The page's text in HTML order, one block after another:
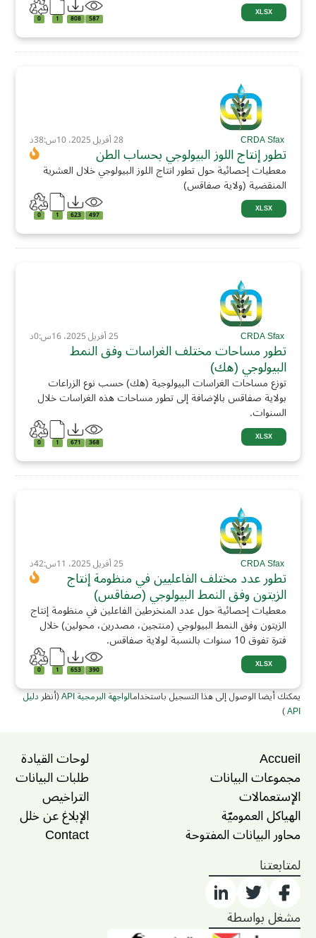
XLSX
587
808
1
0
CRDA Sfax 28 أفريل 2025، 10س:38د
تطور إنتاج اللوز البيولوجي بحساب الطن
معطيات إحصائية حول تطور انتاج اللوز البيولوجي خلال العشرية
المنقضية (ولاية صفاقس)
XLSX
497
623
1
0
CRDA Sfax 25 أفريل 2025، 16س:0د
تطور مساحات مختلف الغراسات وفق النمط
البيولوجي (هك)
توزع مساحات الغراسات البيولوجية (هك) حسب نوع الزراعات
بولاية صفاقس بالإضافة إلى تطور مساحات هذه الغراسات خلال
السنوات.
XLSX
368
671
1
0
CRDA Sfax 25 أفريل 2025، 11س:42د
تطور عدد مختلف الفاعليين في منظومة إنتاج
الزيتون وفق النمط البيولوجي (صفاقس)
معطيات إحصائية حول عدد المنخرطين الفاعلين في منظومة إنتاج
الزيتون وفق النمط البيولوجي (منتجين، مصدرين، محولين) خلال
فترة تفوق 10 سنوات بالنسبة لولاية صفاقس.
XLSX
390
653
1
0
يمكنك أيضا الوصول إلى هذا التسجيل باستخدامالواجهة البرمجية API (أنظردليل
API
)
Accueil
مجموعات البيانات
الإستعمالات
الهياكل العموميّة
محاور البيانات المفتوحة
لوحات القيادة
طلبات البيانات
التراخيص
الإبلاغ عن خلل
Contact
لمتابعتنا
مشغل بواسطة